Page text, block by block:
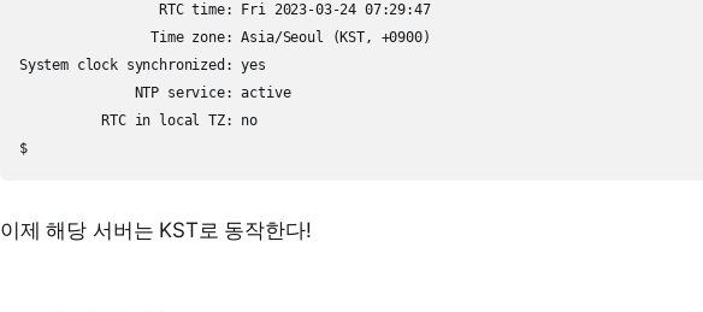
                 RTC time: Fri 2023-03-24 07:29:47
                Time zone: Asia/Seoul (KST, +0900)
System clock synchronized: yes
              NTP service: active
          RTC in local TZ: no
$
이제 해당 서버는 KST로 동작한다!